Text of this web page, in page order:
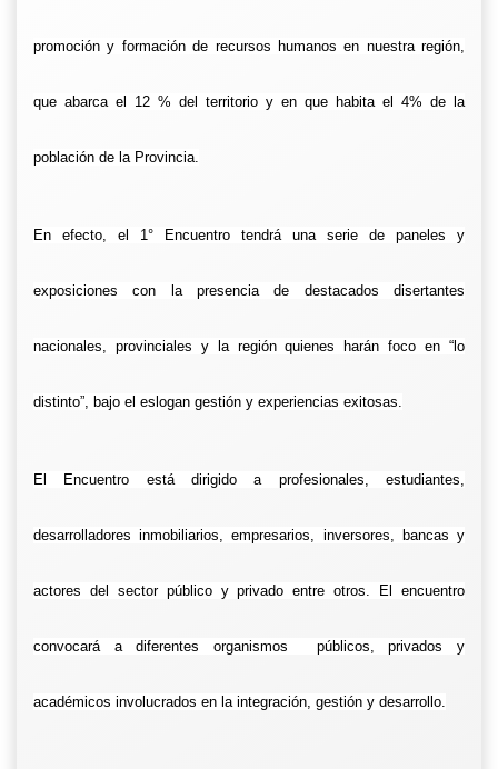
promoción y formación de recursos humanos en nuestra región,
que abarca el 12 % del territorio y en que habita el 4% de la
población de la Provincia.
En efecto, el 1° Encuentro tendrá una serie de paneles y
exposiciones con la presencia de destacados disertantes
nacionales, provinciales y la región quienes harán foco en “lo
distinto”, bajo el eslogan gestión y experiencias exitosas.
El Encuentro está dirigido a profesionales, estudiantes,
desarrolladores inmobiliarios, empresarios, inversores, bancas y
actores del sector público y privado entre otros. El encuentro
convocará a diferentes organismos públicos, privados y
académicos involucrados en la integración, gestión y desarrollo.